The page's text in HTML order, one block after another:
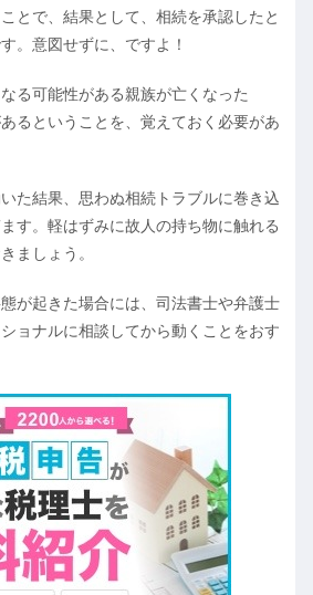
とで、結果として、相続を承認したと
。意図せずに、ですよ！
る可能性がある親族が亡くなった
るということを、覚えておく必要があ
た結果、思わぬ相続トラブルに巻き込
す。軽はずみに故人の持ち物に触れる
ましょう。
が起きた場合には、司法書士や弁護士
ョナルに相談してから動くことをおす